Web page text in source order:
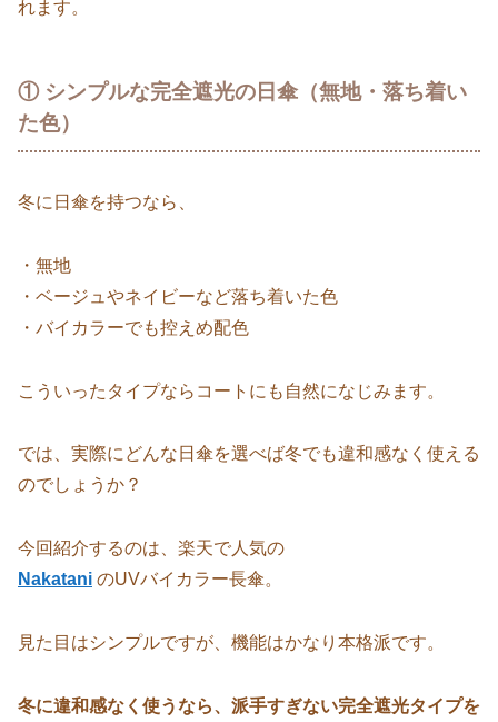
れます。
① シンプルな完全遮光の日傘（無地・落ち着い
た色）
冬に日傘を持つなら、
・無地
・ベージュやネイビーなど落ち着いた色
・バイカラーでも控えめ配色
こういったタイプならコートにも自然になじみます。
では、実際にどんな日傘を選べば冬でも違和感なく使える
のでしょうか？
今回紹介するのは、楽天で人気の
Nakatani のUVバイカラー長傘。
見た目はシンプルですが、機能はかなり本格派です。
冬に違和感なく使うなら、派手すぎない完全遮光タイプを